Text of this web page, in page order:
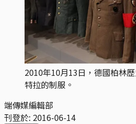
2010年10月13日，德國柏林
特拉的制服。
端傳媒編輯部
刊登於: 2016-06-14